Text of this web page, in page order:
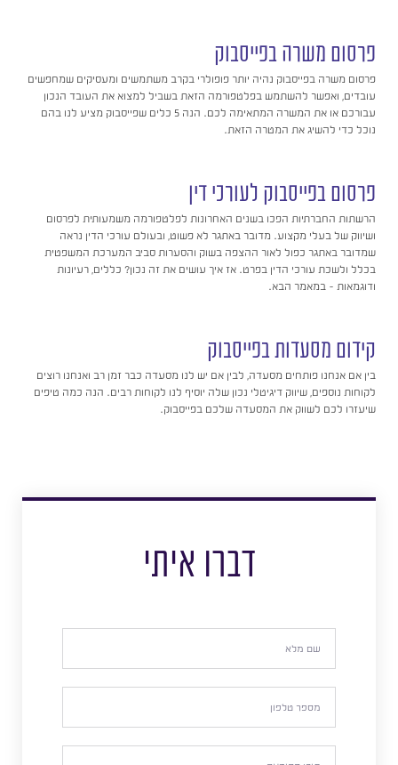
פרסום משרה בפייסבוק
פרסום משרה בפייסבוק נהיה יותר פופולרי בקרב משתמשים ומעסיקים שמחפשים
עובדים, ואפשר להשתמש בפלטפורמה הזאת בשביל למצוא את העובד הנכון
עבורכם או את המשרה המתאימה לכם. הנה 5 כלים שפייסבוק מציע לנו בהם
נוכל כדי להשיג את המטרה הזאת.
פרסום בפייסבוק לעורכי דין
הרשתות החברתיות הפכו בשנים האחרונות לפלטפורמה משמעותית לפרסום
ושיווק של בעלי מקצוע. מדובר באתגר לא פשוט, ובעולם עורכי הדין נראה
שמדובר באתגר כפול לאור ההצפה בשוק והסערות סביב המערכת המשפטית
בכלל ולשכת עורכי הדין בפרט. אז איך עושים את זה נכון? כללים, רעיונות
ודוגמאות – במאמר הבא.
קידום מסעדות בפייסבוק
בין אם אנחנו פותחים מסעדה, לבין אם יש לנו מסעדה כבר זמן רב ואנחנו רוצים
לקוחות נוספים, שיווק דיגיטלי נכון שלה יוסיף לנו לקוחות רבים. הנה כמה טיפים
שיעזרו לכם לשווק את המסעדה שלכם בפייסבוק.
דברו איתי